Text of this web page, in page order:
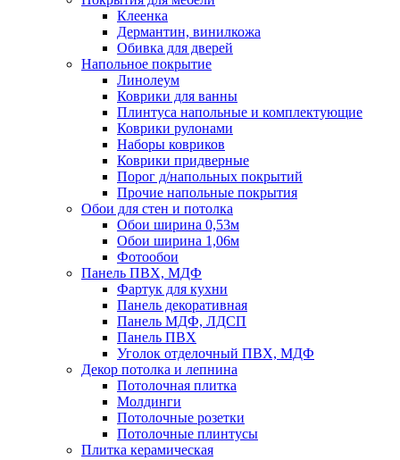
Клеенка
Дермантин, винилкожа
Обивка для дверей
Напольное покрытие
Линолеум
Коврики для ванны
Плинтуса напольные и комплектующие
Коврики рулонами
Наборы ковриков
Коврики придверные
Порог д/напольных покрытий
Прочие напольные покрытия
Обои для стен и потолка
Обои ширина 0,53м
Обои ширина 1,06м
Фотообои
Панель ПВХ, МДФ
Фартук для кухни
Панель декоративная
Панель МДФ, ЛДСП
Панель ПВХ
Уголок отделочный ПВХ, МДФ
Декор потолка и лепнина
Потолочная плитка
Молдинги
Потолочные розетки
Потолочные плинтусы
Плитка керамическая